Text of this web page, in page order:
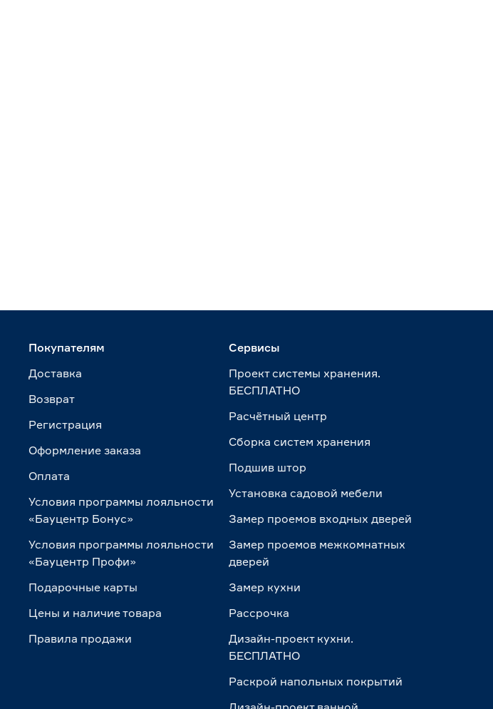
Покупателям
Доставка
Возврат
Регистрация
Оформление заказа
Оплата
Условия программы лояльности
«Бауцентр Бонус»
Условия программы лояльности
«Бауцентр Профи»
Подарочные карты
Цены и наличие товара
Правила продажи
Сервисы
Проект системы хранения.
БЕСПЛАТНО
Расчётный центр
Сборка систем хранения
Подшив штор
Установка садовой мебели
Замер проемов входных дверей
Замер проемов межкомнатных
дверей
Замер кухни
Рассрочка
Дизайн-проект кухни.
БЕСПЛАТНО
Раскрой напольных покрытий